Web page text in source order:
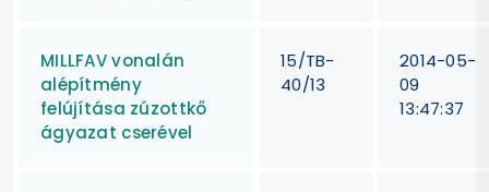
MILLFAV vonalán
alépítmény
felújítása zúzottkő
ágyazat cserével
15/TB-
40/13
2014-05-
09
13:47:37